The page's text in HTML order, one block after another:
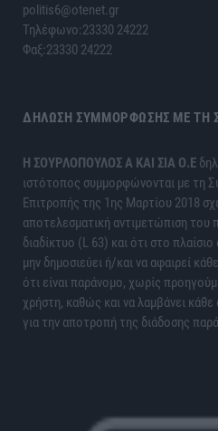
politis6@otenet.gr
Τηλέφωνο:23330 24222
Φαξ:23330 24222
ΔΉΛΩΣΗ ΣΥΜΜΌΡΦΩΣΗΣ ΜΕ ΤΗ
H ΣΟΥΡΛΟΠΟΥΛΟΣ Α ΚΑΙ ΣΙΑ Ο.Ε
ιστότοπος συμμορφώνονται με τη
Επιτροπής της 1ης Μαρτίου 2018
αποτελεσματική αντιμετώπιση του
διαδίκτυο (L 63) και ότι στο
μην δημοσιεύει ή/και να αφαιρεί
ότι είναι παράνομο, χωρίς
χρήστη, καθώς και να λαμβάνει
για την αποτροπή της διάδοσης